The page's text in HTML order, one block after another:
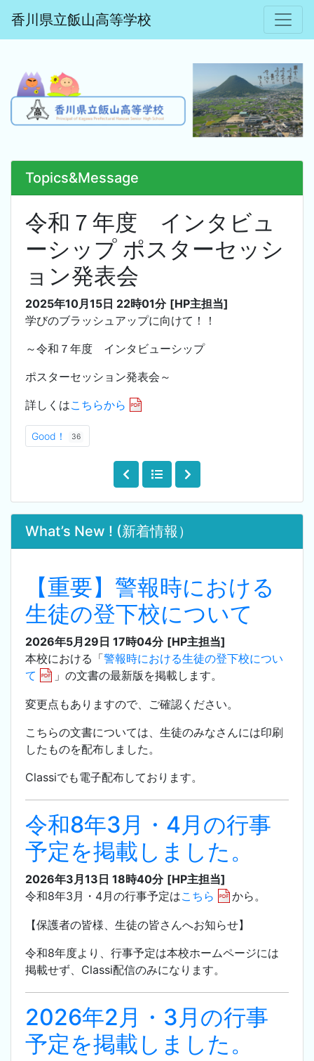
香川県立飯山高等学校
Topics&Message
令和７年度 インタビュ
ーシップ ポスターセッシ
ョン発表会
2025年10月15日 22時01分 [HP主担当]
学びのブラッシュアップに向けて！！
～令和７年度 インタビューシップ
ポスターセッション発表会～
詳しくはこちらから
Good！ 36
What’s New ! (新着情報）
【重要】警報時における
生徒の登下校について
2026年5月29日 17時04分 [HP主担当]
本校における「警報時における生徒の登下校につい
て
」の文書の最新版を掲載します。
変更点もありますので、ご確認ください。
こちらの文書については、生徒のみなさんには印刷
したものを配布しました。
Classiでも電子配布しております。
令和8年3月・4月の行事
予定を掲載しました。
2026年3月13日 18時40分 [HP主担当]
令和8年3月・4月の行事予定はこちら から。
【保護者の皆様、生徒の皆さんへお知らせ】
令和8年度より、行事予定は本校ホームページには
掲載せず、Classi配信のみになります。
2026年2月・3月の行事
予定を掲載しました。